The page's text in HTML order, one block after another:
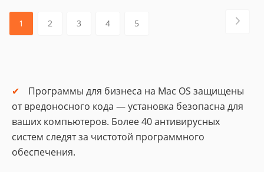
1 2 3 4 5
Программы для бизнеса на Mac OS защищены
от вредоносного кода — установка безопасна для
ваших компьютеров. Более 40 антивирусных
систем следят за чистотой программного
обеспечения.